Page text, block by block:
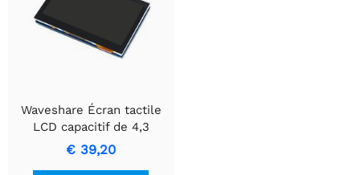
Waveshare Écran tactile
LCD capacitif de 4,3
pouces, 800x480.
€ 39,20